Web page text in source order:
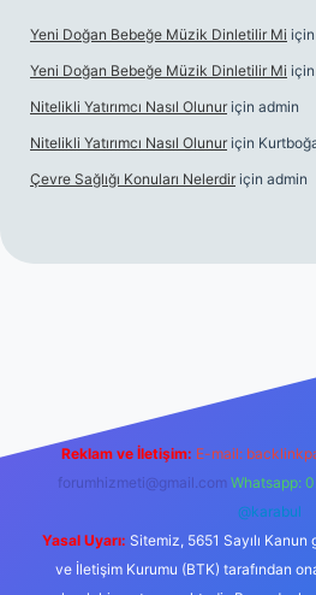
Yeni Doğan Bebeğe Müzik Dinletilir Mi için
Yeni Doğan Bebeğe Müzik Dinletilir Mi için
Nitelikli Yatırımcı Nasıl Olunur için admin
Nitelikli Yatırımcı Nasıl Olunur için
Çevre Sağlığı Konuları Nelerdir için admin
Reklam ve İletişim: E-mail:
forumhizmeti@gmail.com Whatsapp:
@karabul
Yasal Uyarı: Sitemiz, 5651 Sayılı
ve İletişim Kurumu (BTK) tarafından